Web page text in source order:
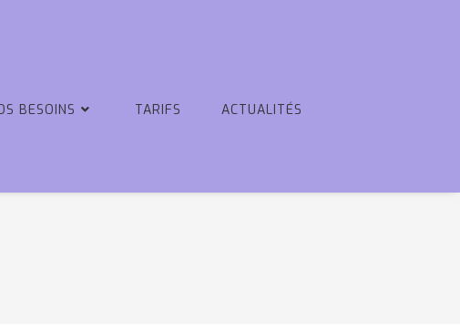
BESOINS TARIFS ACTUALITÉS